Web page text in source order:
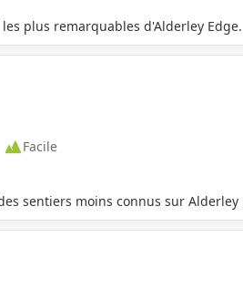
plus remarquables d'Alderley Edge.
Facile
sentiers moins connus sur Alderley